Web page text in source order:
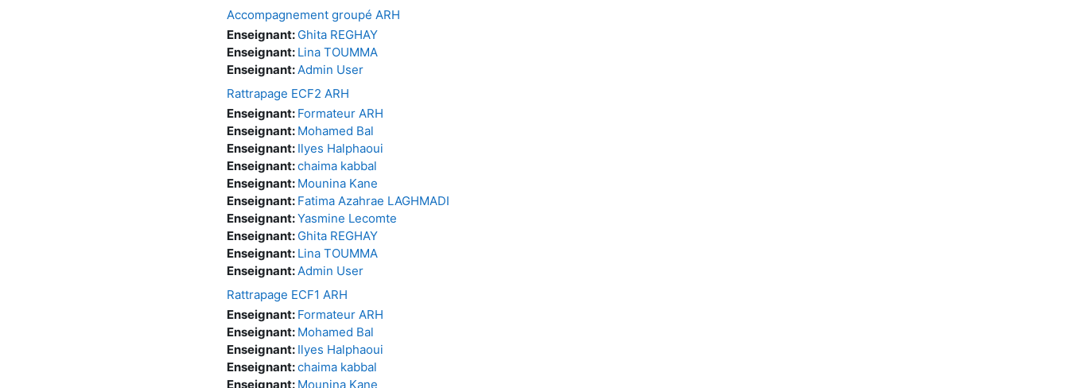
Accompagnement groupé ARH
Enseignant: Ghita REGHAY
Enseignant: Lina TOUMMA
Enseignant:Admin User
Rattrapage ECF2 ARH
Enseignant: Formateur ARH
Enseignant: Mohamed Bal
Enseignant: Ilyes Halphaoui
Enseignant:chaima kabbal
Enseignant: Mounina Kane
Enseignant: Fatima Azahrae LAGHMADI
Enseignant:Yasmine Lecomte
Enseignant: Ghita REGHAY
Enseignant: Lina TOUMMA
Enseignant:Admin User
Rattrapage ECF1 ARH
Enseignant: Formateur ARH
Enseignant: Mohamed Bal
Enseignant: Ilyes Halphaoui
Enseignant:chaima kabbal
Enseignant: Mounina Kane